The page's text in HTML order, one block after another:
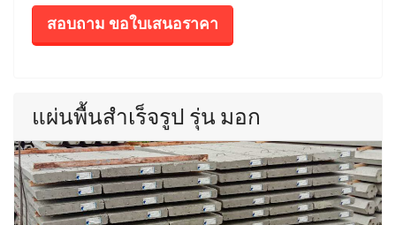
สอบถาม ขอใบเสนอราคา
แผ่นพื้นสำเร็จรูป รุ่น มอก